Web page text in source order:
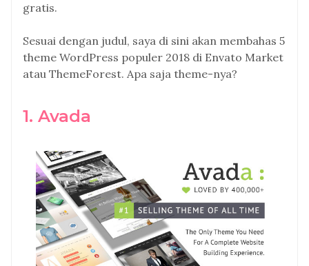
gratis.
Sesuai dengan judul, saya di sini akan membahas 5
theme WordPress populer 2018 di Envato Market
atau ThemeForest. Apa saja theme-nya?
1. Avada